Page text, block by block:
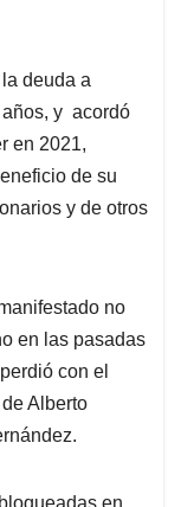
deuda a
y acordó
en 2021,
de su
y de otros
no
en las pasadas
con el
Alberto
en